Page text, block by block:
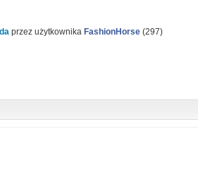
przez użytkownika FashionHorse (297)